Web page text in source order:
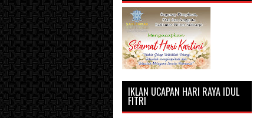
IKLAN UCAPAN HARI RAYA IDUL
FITRI